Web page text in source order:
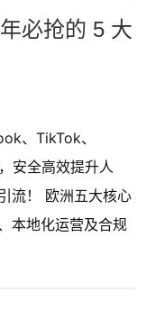
必抢的 5 大
、TikTok、
安全高效提升人
流！ 欧洲五大核心
本地化运营及合规